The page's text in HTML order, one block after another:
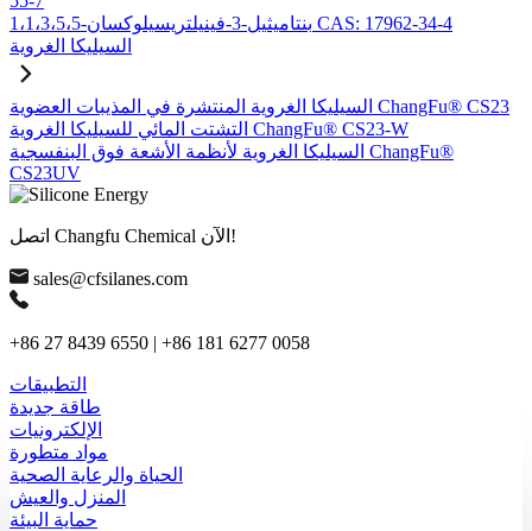
1،1،3،5،5-بنتاميثيل-3-فينيلتريسيلوكسان CAS: 17962-34-4
السيليكا الغروية
السيليكا الغروية المنتشرة في المذيبات العضوية ChangFu® CS23
التشتت المائي للسيليكا الغروية ChangFu® CS23-W
السيليكا الغروية لأنظمة الأشعة فوق البنفسجية ChangFu®
CS23UV
اتصل Changfu Chemical الآن!
sales@cfsilanes.com
+86 27 8439 6550 | +86 181 6277 0058
التطبيقات
طاقة جديدة
الإلكترونيات
مواد متطورة
الحياة والرعاية الصحية
المنزل والعيش
حماية البيئة